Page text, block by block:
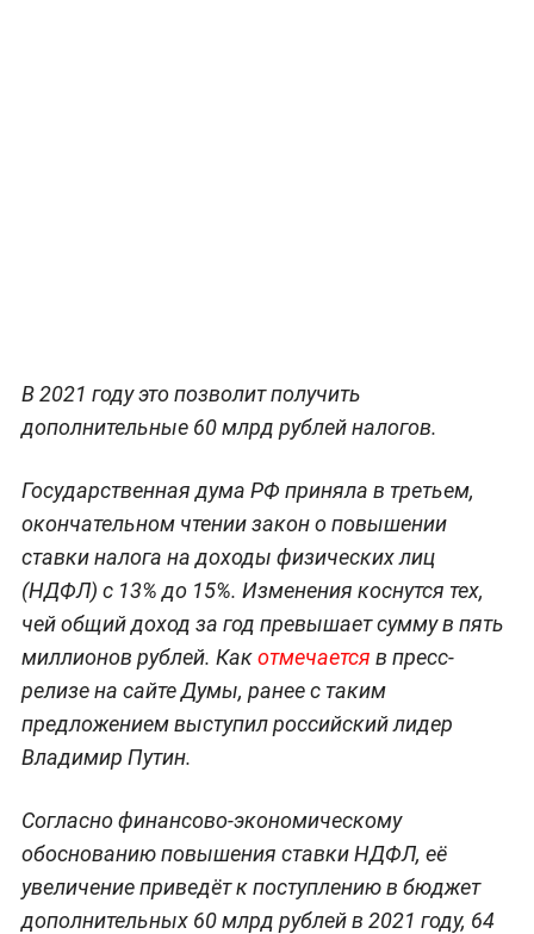
В 2021 году это позволит получить
дополнительные 60 млрд рублей налогов.
Государственная дума РФ приняла в третьем,
окончательном чтении закон о повышении
ставки налога на доходы физических лиц
(НДФЛ) с 13% до 15%. Изменения коснутся тех,
чей общий доход за год превышает сумму в пять
миллионов рублей. Какотмечается в пресс-
релизе на сайте Думы, ранее с таким
предложением выступил российский лидер
Владимир Путин.
Согласно финансово-экономическому
обоснованию повышения ставки НДФЛ, её
увеличение приведёт к поступлению в бюджет
дополнительных 60 млрд рублей в 2021 году, 64